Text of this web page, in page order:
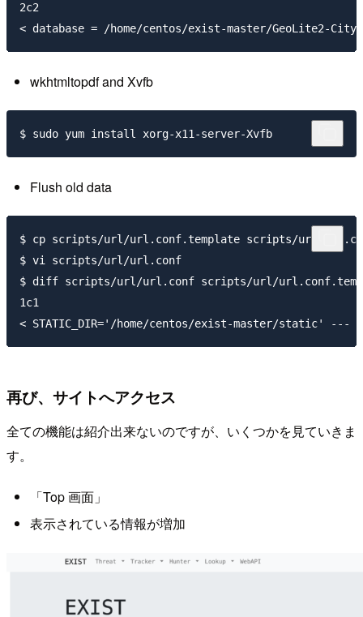
2c2
wkhtmltopdf and Xvfb
Flush old data
$ cp scripts/url/url.conf.template scripts/url/
$ vi scripts/url/url.conf
$ diff scripts/url/url.conf scripts/url/
1c1
再び、サイトへアクセス
全ての機能は紹介出来ないのですが、いくつかを見ていきま
す。
「Top 画面」
表示されている情報が増加